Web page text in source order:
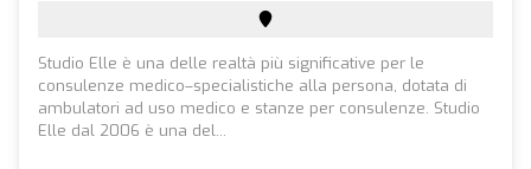
Studio Elle è una delle realtà più significative per le
consulenze medico–specialistiche alla persona, dotata di
ambulatori ad uso medico e stanze per consulenze. Studio
Elle dal 2006 è una del...